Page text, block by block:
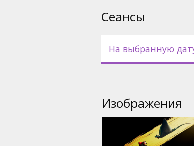
- на английском
эксклюзивные
Сеансы
На выбранную
Изображения